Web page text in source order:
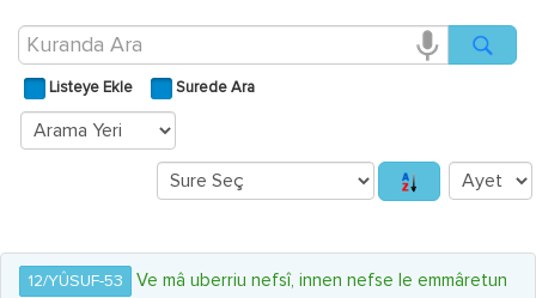
Listeye Ekle Surede Ara
12/YÛSUF-53
Ve mâ uberriu nefsî, innen nefse le emmâretun